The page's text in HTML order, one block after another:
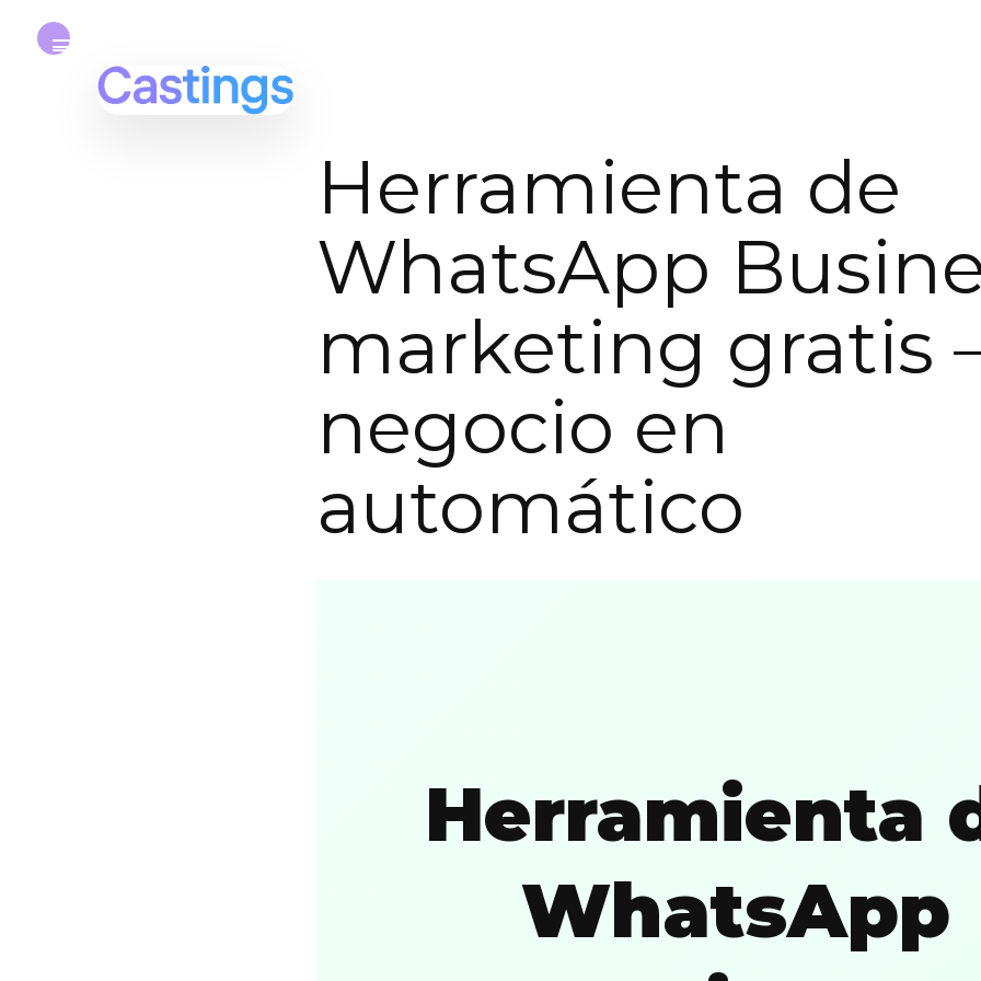
Herramienta de
WhatsApp
marketing gratis
negocio en
automático
Herramienta
WhatsApp